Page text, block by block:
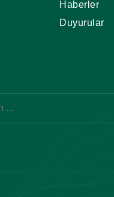
Haberler
Duyurular